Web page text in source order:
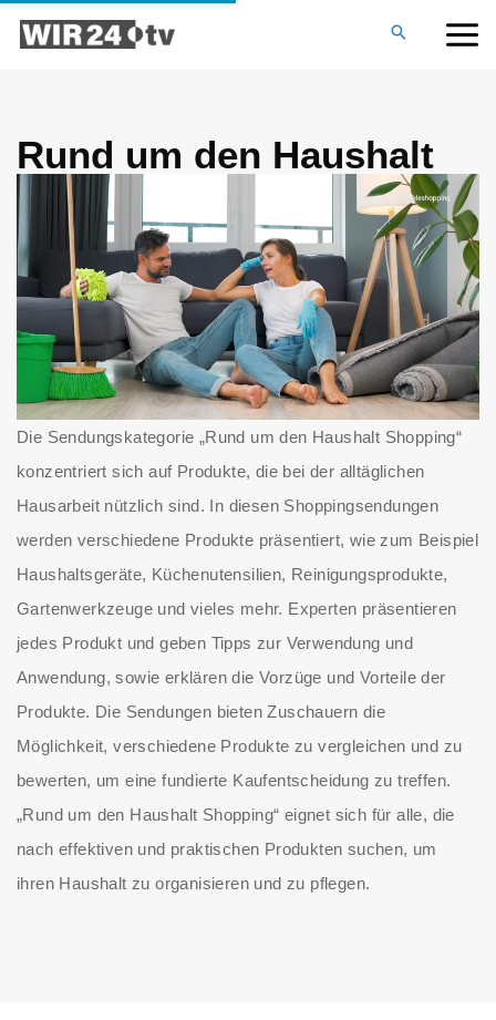
Inhalt
springen
Rund um den Haushalt
Die Sendungskategorie „Rund um den Haushalt Shopping“
konzentriert sich auf Produkte, die bei der alltäglichen
Hausarbeit nützlich sind. In diesen Shoppingsendungen
werden verschiedene Produkte präsentiert, wie zum Beispiel
Haushaltsgeräte, Küchenutensilien, Reinigungsprodukte,
Gartenwerkzeuge und vieles mehr. Experten präsentieren
jedes Produkt und geben Tipps zur Verwendung und
Anwendung, sowie erklären die Vorzüge und Vorteile der
Produkte. Die Sendungen bieten Zuschauern die
Möglichkeit, verschiedene Produkte zu vergleichen und zu
bewerten, um eine fundierte Kaufentscheidung zu treffen.
„Rund um den Haushalt Shopping“ eignet sich für alle, die
nach effektiven und praktischen Produkten suchen, um
ihren Haushalt zu organisieren und zu pflegen.